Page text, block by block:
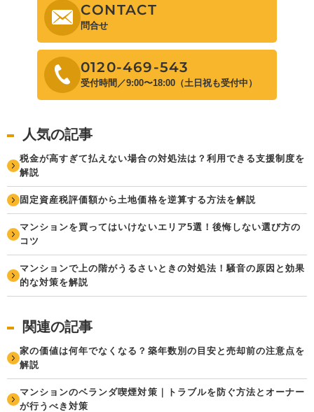
CONTACT
問合せ
0120-469-543
受付時間／9:00〜18:00（土日祝も受付中）
人気の記事
税金が高すぎて払えない場合の対処法は？利用できる支援制度を
解説
固定資産税評価額から土地価格を逆算する方法を解説
マンションを買ってはいけないエリア5選！後悔しない選び方の
コツ
マンションで上の階がうるさいときの対処法！騒音の原因と効果
的な対策を解説
関連の記事
家の価値は何年でなくなる？築年数別の目安と売却前の注意点を
解説
マンションのベランダ喫煙対策｜トラブルを防ぐ方法とオーナー
が行うべき対策